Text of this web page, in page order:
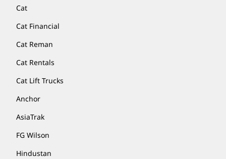
Cat
Cat Financial
Cat Reman
Cat Rentals
Cat Lift Trucks
Anchor
AsiaTrak
FG Wilson
Hindustan